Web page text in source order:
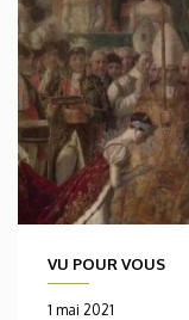
VU POUR VOUS
1 mai 2021